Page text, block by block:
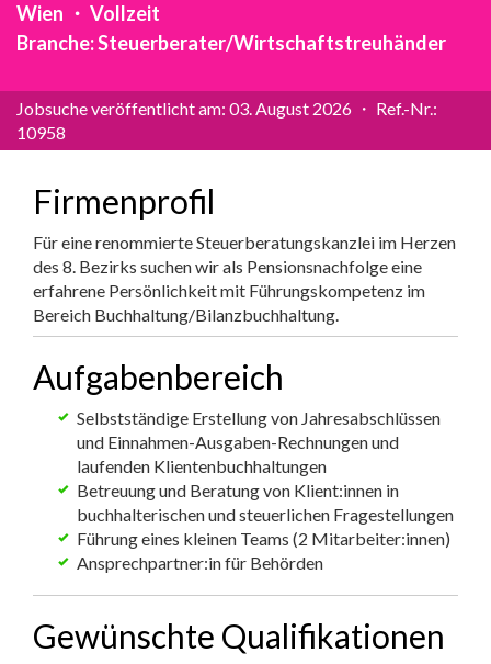
Wien ・ Vollzeit
Branche: Steuerberater/Wirtschaftstreuhänder
Jobsuche veröffentlicht am: 03. August 2026 ・ Ref.-Nr.:
10958
Firmenprofil
Für eine renommierte Steuerberatungskanzlei im Herzen
des 8. Bezirks suchen wir als Pensionsnachfolge eine
erfahrene Persönlichkeit mit Führungskompetenz im
Bereich Buchhaltung/Bilanzbuchhaltung.
Aufgabenbereich
Selbstständige Erstellung von Jahresabschlüssen
und Einnahmen-Ausgaben-Rechnungen und
laufenden Klientenbuchhaltungen
Betreuung und Beratung von Klient:innen in
buchhalterischen und steuerlichen Fragestellungen
Führung eines kleinen Teams (2 Mitarbeiter:innen)
Ansprechpartner:in für Behörden
Gewünschte Qualifikationen